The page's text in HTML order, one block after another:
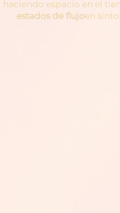
haciendo espacio en el
estados de flujoen